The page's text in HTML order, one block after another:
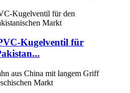
Kugelventil für